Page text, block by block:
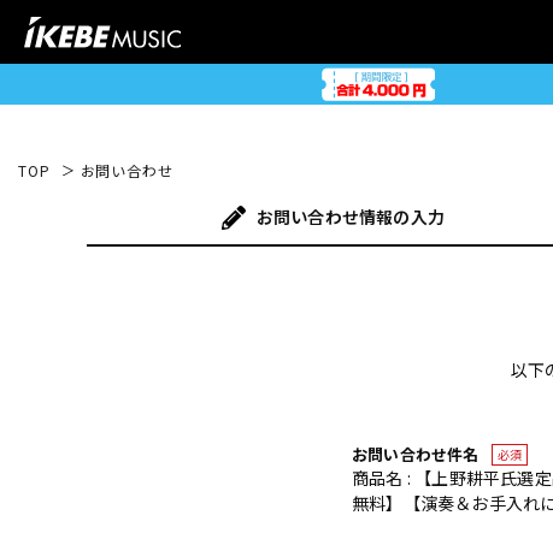
TOP お問い合わせ
お問い合わせ情報の入力
以下
お問い合わせ件名 必須
商品名 : 【上野耕平氏選
無料】【演奏＆お手入れ